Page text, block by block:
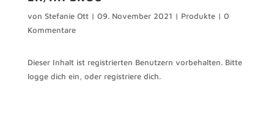
von Stefanie Ott| 09. November 2021 | Produkte| 0
Kommentare
Dieser Inhalt ist registrierten Benutzern vorbehalten. Bitte
logge dich ein, oder registriere dich.